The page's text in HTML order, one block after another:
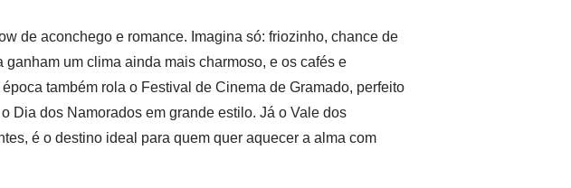
de aconchego e romance. Imagina só: friozinho, chance de
um clima ainda mais charmoso, e os cafés e
também rola o Festival de Cinema de Gramado, perfeito
Dia dos Namorados em grande estilo. Já o Vale dos
é o destino ideal para quem quer aquecer a alma com